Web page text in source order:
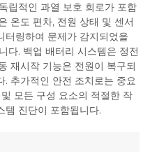
립적인 과열 보호 회로가 포함
온도 편차, 전원 상태 및 센서
터링하여 문제가 감지되었을
다. 백업 배터리 시스템은 정전
재시작 기능은 전원이 복구되
. 추가적인 안전 조치로는 중요
모든 구성 요소의 적절한 작
템 진단이 포함됩니다.